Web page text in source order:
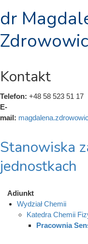
dr
Kontakt
Telefon: +48 58 523 51 17
E-
mail:
Stanowiska
jednostkach
Adiunkt
Wydział Chemii
Katedra Chemii
Pracownia